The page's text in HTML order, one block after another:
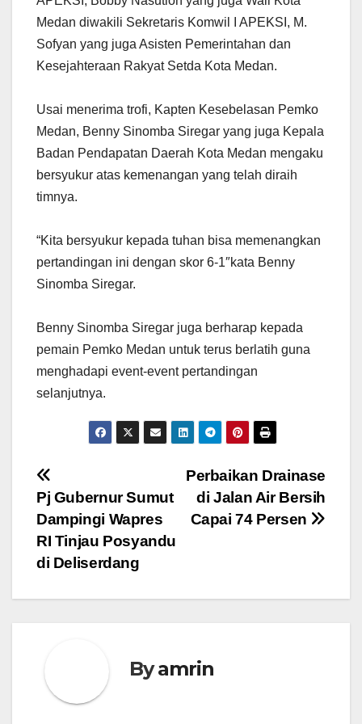
Medan diwakili Sekretaris Komwil I APEKSI, M.
Sofyan yang juga Asisten Pemerintahan dan
Kesejahteraan Rakyat Setda Kota Medan.
Usai menerima trofi, Kapten Kesebelasan Pemko
Medan, Benny Sinomba Siregar yang juga Kepala
Badan Pendapatan Daerah Kota Medan mengaku
bersyukur atas kemenangan yang telah diraih
timnya.
“Kita bersyukur kepada tuhan bisa memenangkan
pertandingan ini dengan skor 6-1″kata Benny
Sinomba Siregar.
Benny Sinomba Siregar juga berharap kepada
pemain Pemko Medan untuk terus berlatih guna
menghadapi event-event pertandingan
selanjutnya.
Navigasi
pos
Perbaikan Drainase
di Jalan Air Bersih
Capai 74 Persen
Pj Gubernur Sumut
Dampingi Wapres
RI Tinjau Posyandu
di Deliserdang
Byamrin